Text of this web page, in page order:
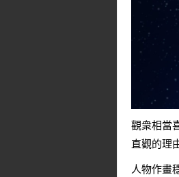
觀衆相當
直觀的理
人物作畫